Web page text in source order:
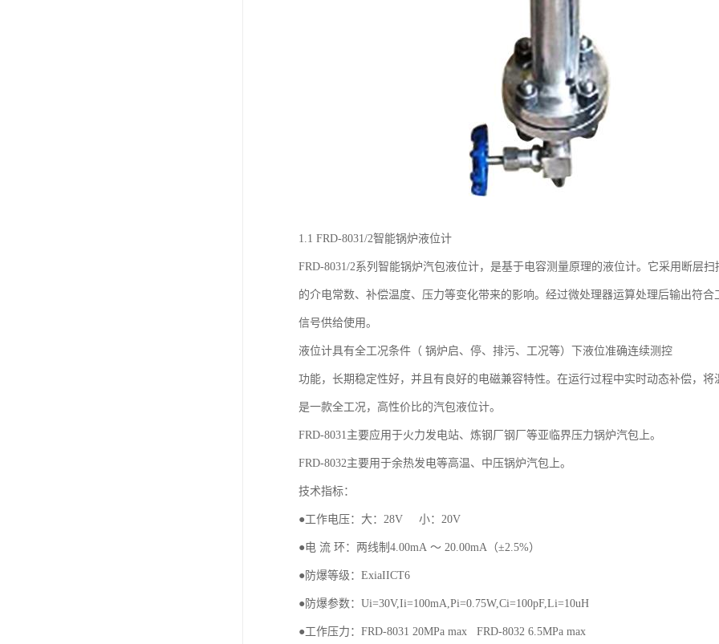
1.1 FRD-8031/2智能锅炉液位计
FRD-8031/2系列智能锅炉汽包液位计，是基于电容测量原理的液位计。它采用断层
的介电常数、补偿温度、压力等变化带来的影响。经过微处理器运算处理后输出符合
信号供给使用。
液位计具有全工况条件（ 锅炉启、停、排污、工况等）下液位准确连续测控
功能，长期稳定性好，并且有良好的电磁兼容特性。在运行过程中实时动态补偿，将
是一款全工况，高性价比的汽包液位计。
FRD-8031主要应用于火力发电站、炼钢厂钢厂等亚临界压力锅炉汽包上。
FRD-8032主要用于余热发电等高温、中压锅炉汽包上。
技术指标：
●工作电压：大：28V 小：20V
●电 流 环：两线制4.00mA ～ 20.00mA（±2.5%）
●防爆等级：ExiaIICT6
●防爆参数：Ui=30V,Ii=100mA,Pi=0.75W,Ci=100pF,Li=10uH
●工作压力：FRD-8031 20MPa max FRD-8032 6.5MPa max